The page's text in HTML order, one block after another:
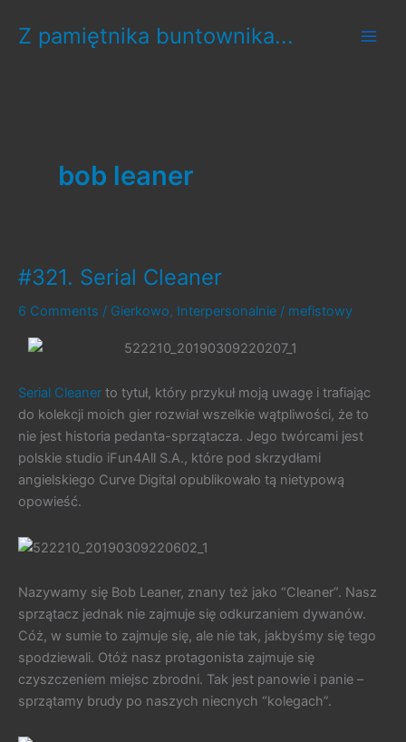
content
Z pamiętnika buntownika...
bob leaner
#321. Serial Cleaner
6 Comments / Gierkowo, Interpersonalnie / mefistowy
Serial Cleaner to tytuł, który przykuł moją uwagę i trafiając
do kolekcji moich gier rozwiał wszelkie wątpliwości, że to
nie jest historia pedanta-sprzątacza. Jego twórcami jest
polskie studio iFun4All S.A., które pod skrzydłami
angielskiego Curve Digital opublikowało tą nietypową
opowieść.
Nazywamy się Bob Leaner, znany też jako “Cleaner”. Nasz
sprzątacz jednak nie zajmuje się odkurzaniem dywanów.
Cóż, w sumie to zajmuje się, ale nie tak, jakbyśmy się tego
spodziewali. Otóż nasz protagonista zajmuje się
czyszczeniem miejsc zbrodni. Tak jest panowie i panie –
sprzątamy brudy po naszych niecnych “kolegach”.